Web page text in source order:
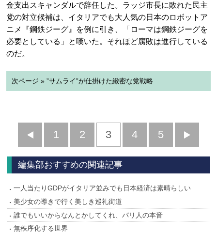
金支出スキャンダルで辞任した。ラッジ市長に敗れた民主
党の対立候補は、イタリアでも大人気の日本のロボットア
ニメ『鋼鉄ジーグ』を例に引き、「ローマは鋼鉄ジーグを
必要としている」と嘆いた。それほど腐敗は進行している
のだ。
次ページ » ”サムライ”が仕掛けた緻密な党戦略
前
へ
1 2 3 4 5
へ
編集部おすすめの関連記事
一人当たりGDPがイタリア並みでも日本経済は素晴らしい
美少女の導きで行く美しき巡礼街道
誰でもいいからなんとかしてくれ、パリ人の本音
無秩序化する世界